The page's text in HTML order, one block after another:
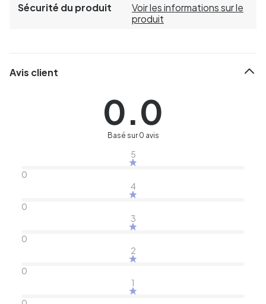
Sécurité du produit
Voir les informations sur le
produit
Avis client
0.0
Basé sur 0 avis
5
0
4
0
3
0
2
0
1